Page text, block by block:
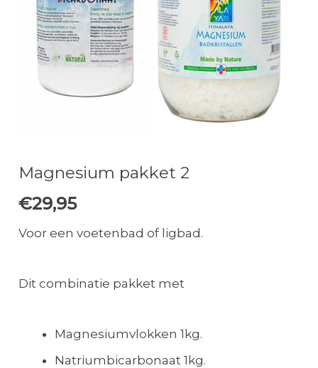
Magnesium pakket 2
€29,95
Voor een voetenbad of ligbad.
Dit combinatie pakket met
Magnesiumvlokken 1kg.
Natriumbicarbonaat 1kg.